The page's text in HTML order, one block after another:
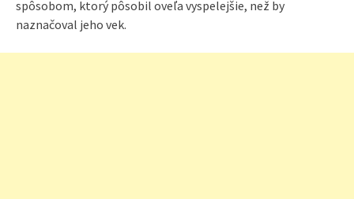
spôsobom, ktorý pôsobil oveľa vyspelejšie, než by
naznačoval jeho vek.